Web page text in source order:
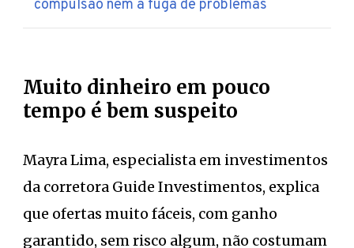
compulsão nem a fuga de problemas
Muito dinheiro em pouco
tempo é bem suspeito
Mayra Lima, especialista em investimentos
da corretora Guide Investimentos, explica
que ofertas muito fáceis, com ganho
garantido, sem risco algum, não costumam